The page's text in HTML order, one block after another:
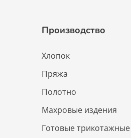
Производство
Хлопок
Пряжа
Полотно
Махровые издения
Готовые